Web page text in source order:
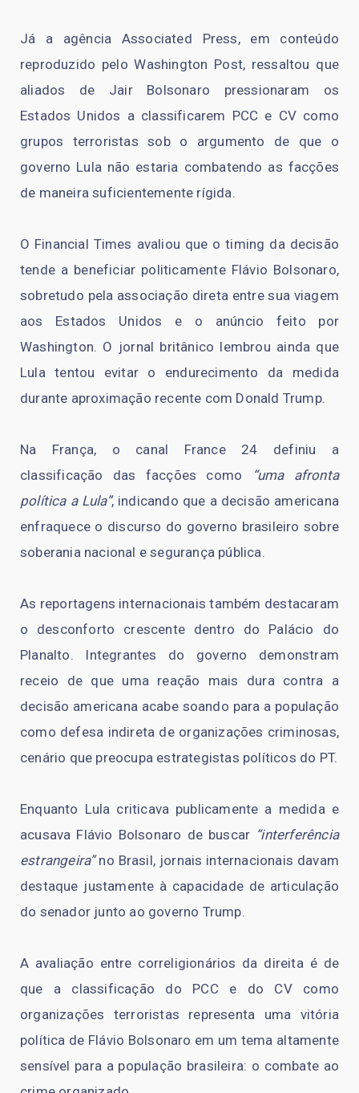
Já a agência Associated Press, em conteúdo
reproduzido pelo Washington Post, ressaltou que
aliados de Jair Bolsonaro pressionaram os
Estados Unidos a classificarem PCC e CV como
grupos terroristas sob o argumento de que o
governo Lula não estaria combatendo as facções
de maneira suficientemente rígida.
O Financial Times avaliou que o timing da decisão
tende a beneficiar politicamente Flávio Bolsonaro,
sobretudo pela associação direta entre sua viagem
aos Estados Unidos e o anúncio feito por
Washington. O jornal britânico lembrou ainda que
Lula tentou evitar o endurecimento da medida
durante aproximação recente com Donald Trump.
Na França, o canal France 24 definiu a
classificação das facções como
“uma afronta
política a Lula”, indicando que a decisão americana
enfraquece o discurso do governo brasileiro sobre
soberania nacional e segurança pública.
As reportagens internacionais também destacaram
o desconforto crescente dentro do Palácio do
Planalto. Integrantes do governo demonstram
receio de que uma reação mais dura contra a
decisão americana acabe soando para a população
como defesa indireta de organizações criminosas,
cenário que preocupa estrategistas políticos do PT.
Enquanto Lula criticava publicamente a medida e
acusava Flávio Bolsonaro de buscar “interferência
estrangeira”no Brasil, jornais internacionais davam
destaque justamente à capacidade de articulação
do senador junto ao governo Trump.
A avaliação entre correligionários da direita é de
que a classificação do PCC e do CV como
organizações terroristas representa uma vitória
política de Flávio Bolsonaro em um tema altamente
sensível para a população brasileira: o combate ao